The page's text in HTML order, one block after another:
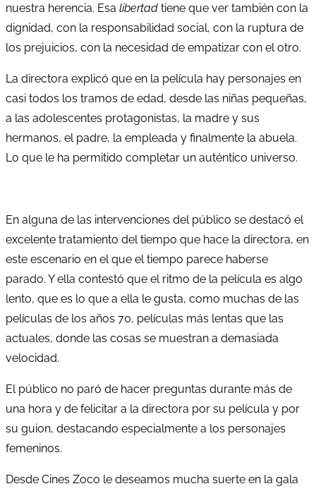
nuestra herencia. Esa libertad tiene que ver también con la
dignidad, con la responsabilidad social, con la ruptura de
los prejuicios, con la necesidad de empatizar con el otro.
La directora explicó que en la película hay personajes en
casi todos los tramos de edad, desde las niñas pequeñas,
a las adolescentes protagonistas, la madre y sus
hermanos, el padre, la empleada y finalmente la abuela.
Lo que le ha permitido completar un auténtico universo.
En alguna de las intervenciones del público se destacó el
excelente tratamiento del tiempo que hace la directora, en
este escenario en el que el tiempo parece haberse
parado. Y ella contestó que el ritmo de la película es algo
lento, que es lo que a ella le gusta, como muchas de las
películas de los años 70, películas más lentas que las
actuales, donde las cosas se muestran a demasiada
velocidad.
El público no paró de hacer preguntas durante más de
una hora y de felicitar a la directora por su película y por
su guion, destacando especialmente a los personajes
femeninos.
Desde Cines Zoco le deseamos mucha suerte en la gala